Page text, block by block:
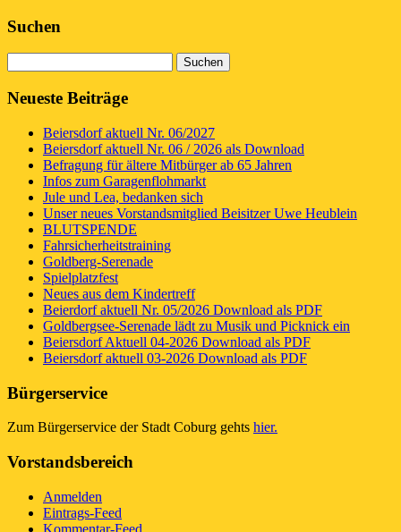
Suchen
nach:
Neueste Beiträge
Beiersdorf aktuell Nr. 06/2027
Beiersdorf aktuell Nr. 06 / 2026 als Download
Befragung für ältere Mitbürger ab 65 Jahren
Infos zum Garagenflohmarkt
Jule und Lea, bedanken sich
Unser neues Vorstandsmitglied Beisitzer Uwe Heublein
BLUTSPENDE
Fahrsicherheitstraining
Goldberg-Serenade
Spielplatzfest
Neues aus dem Kindertreff
Beierdorf aktuell Nr. 05/2026 Download als PDF
Goldbergsee-Serenade lädt zu Musik und Picknick ein
Beiersdorf Aktuell 04-2026 Download als PDF
Beiersdorf aktuell 03-2026 Download als PDF
Bürgerservice
Zum Bürgerservice der Stadt Coburg gehts hier.
Vorstandsbereich
Anmelden
Eintrags-Feed
Kommentar-Feed